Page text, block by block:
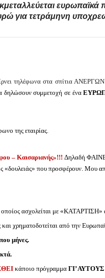
για τετράμηνη
τηλέφωνα στα σπίτια
δηλώσουν συμμετοχή σε ένα
της εταιρίας.
– Καισαριανής»!!! Δηλαδή
«δουλειάς» που προσφέρουν. Μου
ασχολείται με «ΚΑΤΑΡΤΙΣΗ»
και χρηματοδοτείται από την
μήνες.
κάποιο πρόγραμμα ΓΙ’